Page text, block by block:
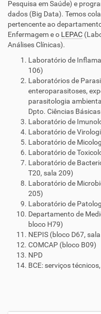
Pesquisa em Saúde) e
dados (Big Data). Temos
pertencente ao
Enfermagem e o LEPAC
Análises Clínicas).
Laboratório de
106)
Laboratórios de
enteroparasitoses,
parasitologia
Dpto. Ciências
Laboratório de
Laboratório de
Laboratório de
Laboratório de
Laboratório de
T20, sala 209)
Laboratório de
205)
Laboratório de
Departamento de
bloco H79)
NEPIS (bloco D67,
COMCAP (bloco B09)
NPD
BCE: serviços